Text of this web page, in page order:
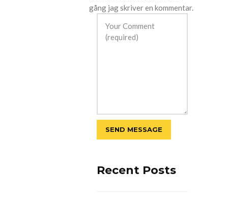
gång jag skriver en kommentar.
Recent Posts